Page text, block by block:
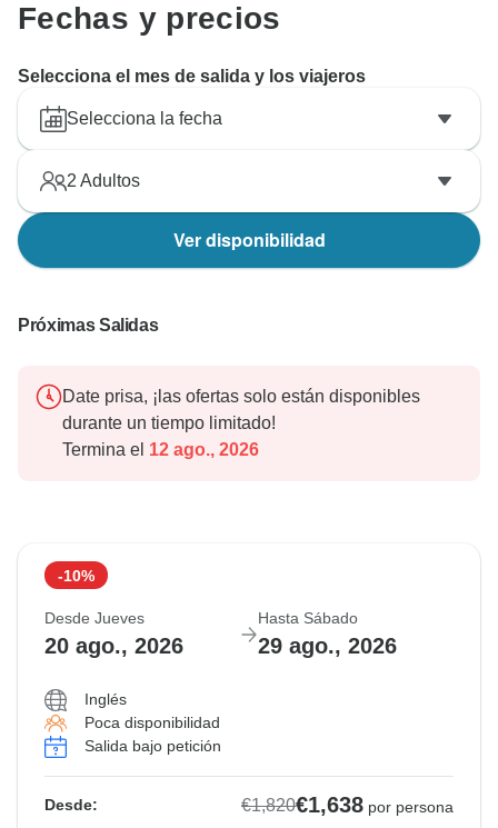
Fechas y precios
Selecciona el mes de salida y los viajeros
Selecciona la fecha
2 Adultos
Ver disponibilidad
Próximas Salidas
Date prisa, ¡las ofertas solo están disponibles
durante un tiempo limitado!
Termina el 12 ago., 2026
-10%
Desde Jueves
20 ago., 2026
Hasta Sábado
29 ago., 2026
Inglés
Poca disponibilidad
Salida bajo petición
Desde: €1,820€1,638 por persona